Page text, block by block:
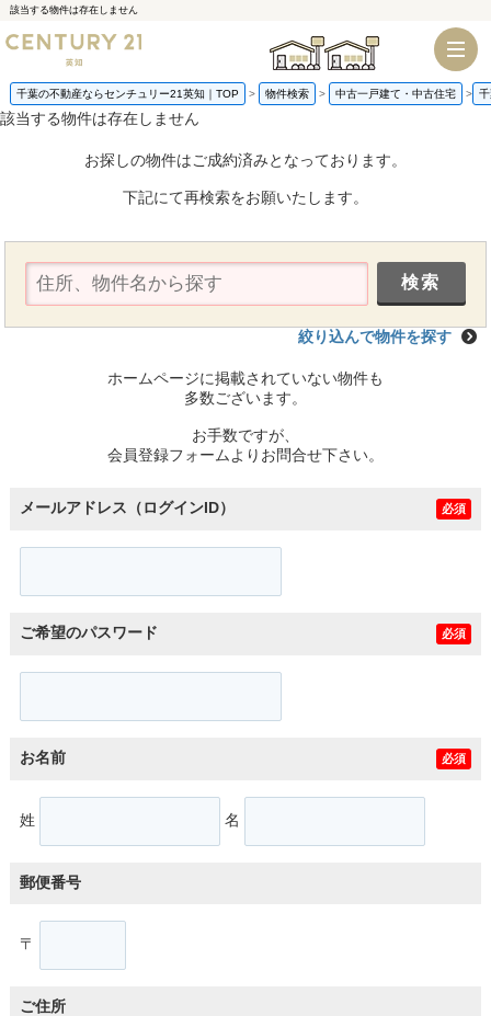
該当する物件は存在しません
千葉店 船橋店
千葉の不動産ならセンチュリー21英知｜TOP 物件検索 中古一戸建て・中古住宅
該当する物件は存在しません
お探しの物件はご成約済みとなっております。
下記にて再検索をお願いたします。
絞り込んで物件を探す
ホームページに掲載されていない物件も
多数ございます。
お手数ですが、
会員登録フォームよりお問合せ下さい。
メールアドレス（ログインID） 必須
ご希望のパスワード 必須
お名前 必須
姓 名
郵便番号
〒
ご住所